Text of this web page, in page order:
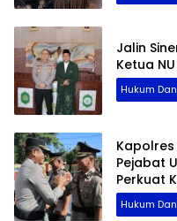
Jalin
Ketua
Hukum
Kapolres
Pejabat
Perkuat
Hukum